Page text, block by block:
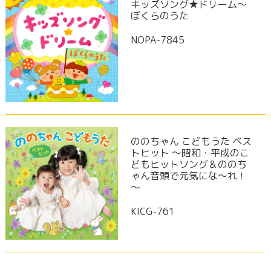
キッズソング★ドリーム〜
ぼくらのうた
NOPA-7845
ののちゃん こどもうた ベス
トヒット ～昭和・平成のこ
どもヒットソング＆ののち
ゃん音頭で元気にな～れ！
～
KICG-761